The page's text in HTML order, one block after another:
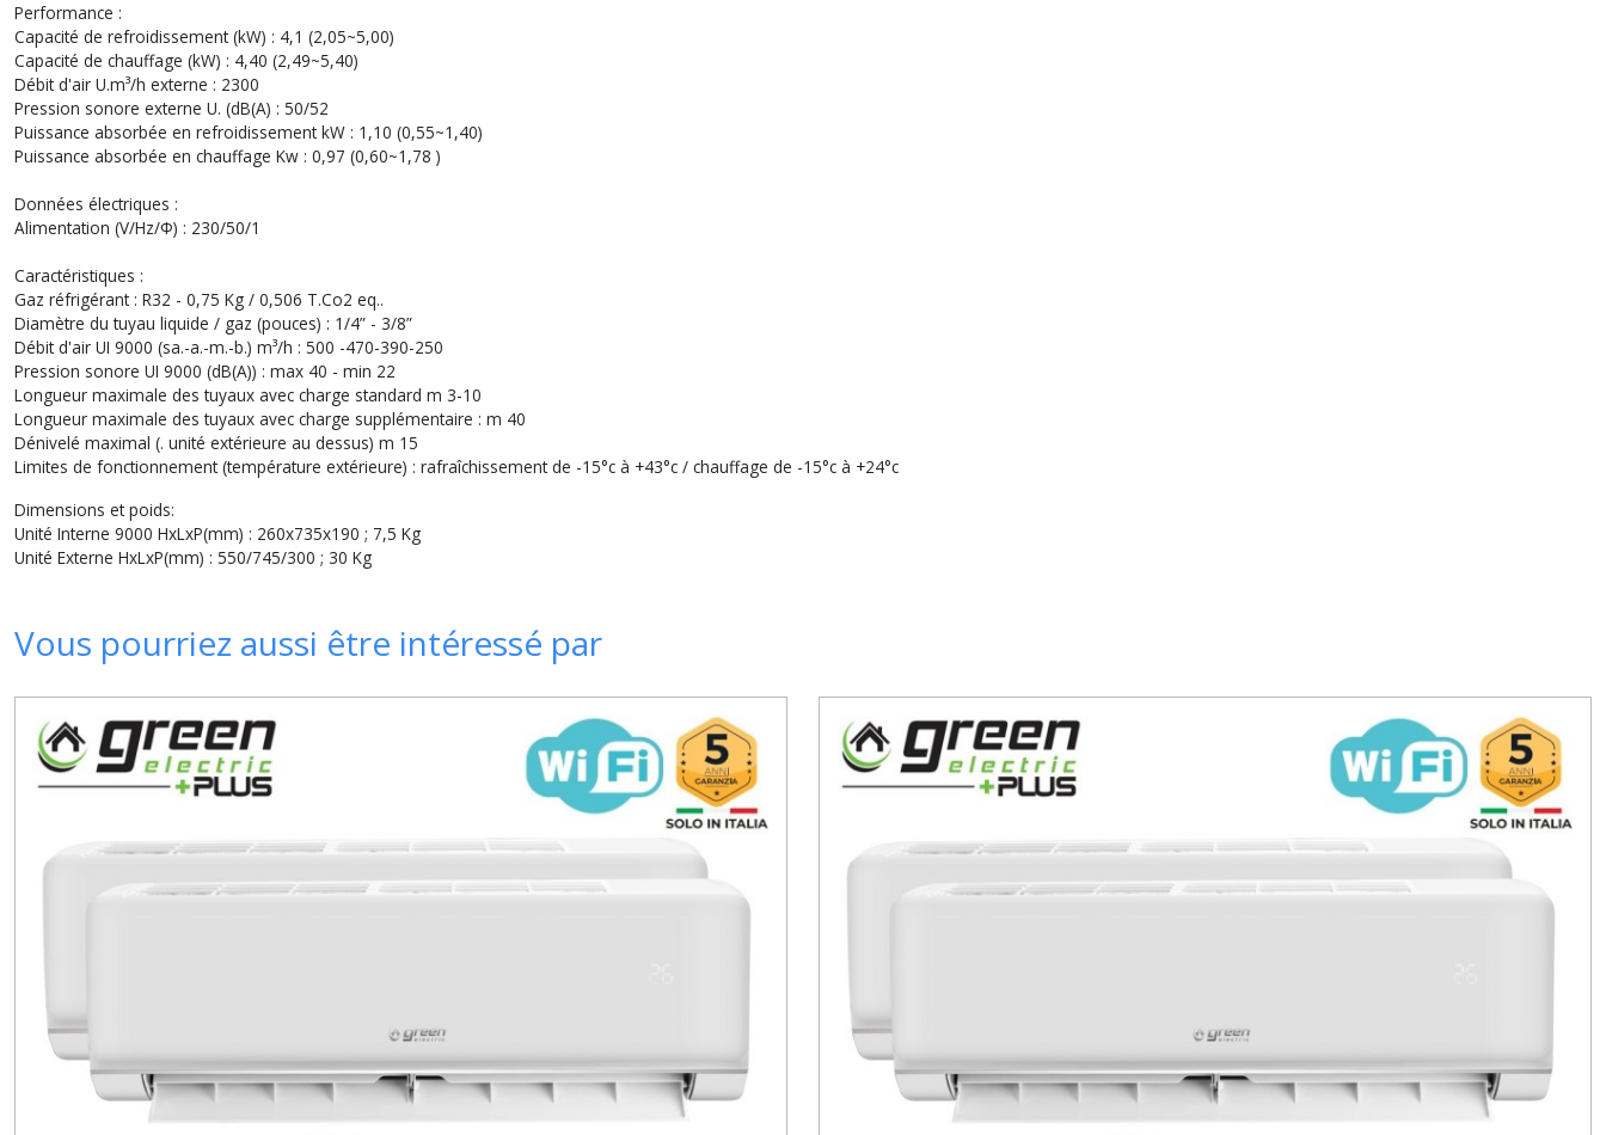
Performance :
Capacité de refroidissement (kW) : 4,1 (2,05~5,00)
Capacité de chauffage (kW) : 4,40 (2,49~5,40)
Débit d'air U.m³/h externe : 2300
Pression sonore externe U. (dB(A) : 50/52
Puissance absorbée en refroidissement kW : 1,10 (0,55~1,40)
Puissance absorbée en chauffage Kw : 0,97 (0,60~1,78 )
Données électriques :
Alimentation (V/Hz/Φ) : 230/50/1
Caractéristiques :
Gaz réfrigérant : R32 - 0,75 Kg / 0,506 T.Co2 eq..
Diamètre du tuyau liquide / gaz (pouces) : 1/4” - 3/8”
Débit d'air UI 9000 (sa.-a.-m.-b.) m³/h : 500 -470-390-250
Pression sonore UI 9000 (dB(A)) : max 40 - min 22
Longueur maximale des tuyaux avec charge standard m 3-10
Longueur maximale des tuyaux avec charge supplémentaire : m 40
Dénivelé maximal (. unité extérieure au dessus) m 15
Limites de fonctionnement (température extérieure) : rafraîchissement de -15°c à +43°c / chauffage de -15°c à +24°c
Dimensions et poids:
Unité Interne 9000 HxLxP(mm) : 260x735x190 ; 7,5 Kg
Unité Externe HxLxP(mm) : 550/745/300 ; 30 Kg
Vous pourriez aussi être intéressé par